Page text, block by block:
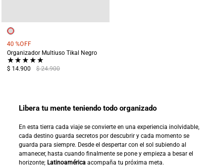
40 %OFF
Organizador Multiuso Tikal Negro
★★★★★
$ 14.900 $ 24.900
Libera tu mente teniendo todo organizado
En esta tierra cada viaje se convierte en una experiencia inolvidable,
cada destino guarda secretos por descubrir y cada momento se
guarda para siempre. Desde el despertar con el sol subiendo al
amanecer, hasta cuando finalmente se pone y empieza a besar el
horizonte; Latinoamérica acompaña tu próxima meta.